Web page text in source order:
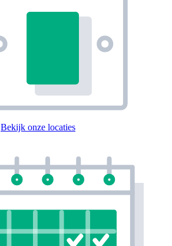
Bekijk onze locaties